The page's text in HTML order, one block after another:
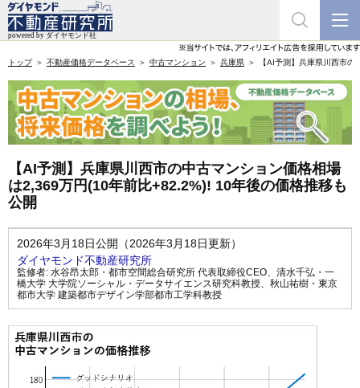
トップ 不動産価格データベース 中古マンション 兵庫県 【AI予測】兵庫県川西市
【AI予測】兵庫県川西市の中古マンション価格相場
は2,369万円(10年前比+82.2%)! 10年後の価格推移も
公開
2026年3月18日公開（2026年3月18日更新）
ダイヤモンド不動産研究所
監修者: 水谷昂太郎・都市空間総合研究所 代表取締役CEO、 清水千弘・一
橋大学 大学院ソーシャル・データサイエンス研究科教授、 秋山祐樹・東京
都市大学 建築都市デザイン学部都市工学科教授